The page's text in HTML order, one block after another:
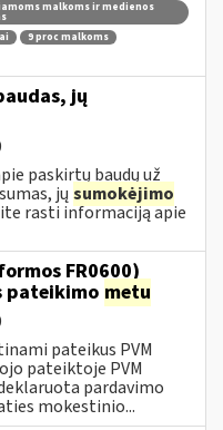
malkoms ir medienos
9 proc malkoms
jų
paskirtų baudų už
jų sumokėjimo
rasti informaciją apie
FR0600)
pateikimo metu
pateikus PVM
pateiktoje PVM
pardavimo
mokestinio...